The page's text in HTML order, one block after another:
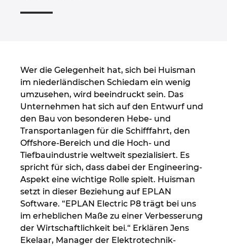
Wer die Gelegenheit hat, sich bei Huisman
im niederländischen Schiedam ein wenig
umzusehen, wird beeindruckt sein. Das
Unternehmen hat sich auf den Entwurf und
den Bau von besonderen Hebe- und
Transportanlagen für die Schifffahrt, den
Offshore-Bereich und die Hoch- und
Tiefbauindustrie weltweit spezialisiert. Es
spricht für sich, dass dabei der Engineering-
Aspekt eine wichtige Rolle spielt. Huisman
setzt in dieser Beziehung auf EPLAN
Software. “EPLAN Electric P8 trägt bei uns
im erheblichen Maße zu einer Verbesserung
der Wirtschaftlichkeit bei.“ Erklären Jens
Ekelaar, Manager der Elektrotechnik-
Indonesien
Irland
Israel
Italien
Japan
Kanada
Kolumbien